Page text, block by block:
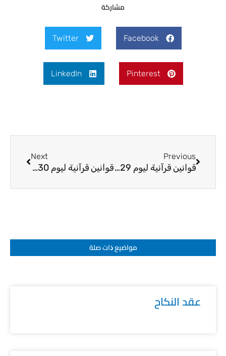
مشاركة
Facebook
Twitter
Pinterest
LinkedIn
Previous
قوانين قرآنية ليوم 29-4-2026
Next
قوانين قرآنية ليوم 30-4-2026
مواضيع ﺫات صلة
عقد النكاح